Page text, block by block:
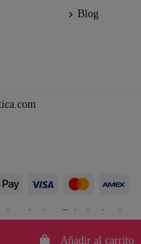
Añadir al carrito
Blog
erótica. Todos los derechos